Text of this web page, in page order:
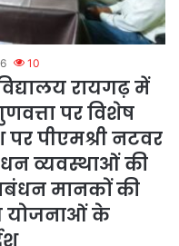
10
रायगढ़ में
पर विशेष
पीएमश्री नटवर
व्यवस्थाओं की
मानकों की
योजनाओं के